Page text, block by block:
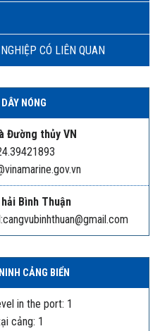
CÓ LIÊN QUAN
NÓNG
Đường thủy VN
Bình Thuận
CẢNG BIỂN
in the port: 1
cảng: 1